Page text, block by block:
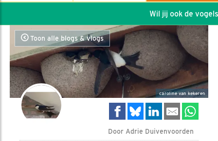
Wil jij ook de
Toon alle blogs & vlogs
caroline van kekeren
Door Adrie Duivenvoorden